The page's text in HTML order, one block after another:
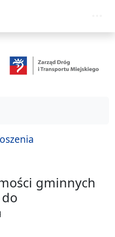
gminnych